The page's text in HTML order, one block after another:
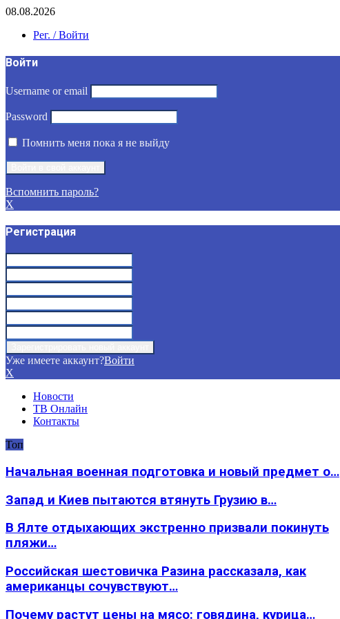
08.08.2026
Рег. / Войти
Войти
Username or email
Password
Помнить меня пока я не выйду
Вспомнить пароль?
X
Регистрация
Уже имеете аккаунт?Войти
X
Новости
ТВ Онлайн
Контакты
Топ
Начальная военная подготовка и новый предмет о…
Запад и Киев пытаются втянуть Грузию в…
В Ялте отдыхающих экстренно призвали покинуть
пляжи…
Российская шестовичка Разина рассказала, как
американцы сочувствуют…
Почему растут цены на мясо: говядина, курица…